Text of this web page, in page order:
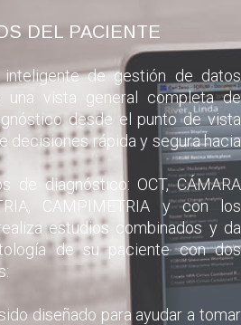
DEL PACIENTE
de gestión de datos
una vista general completa de
desde el punto de vista
decisiones rápida y segura hacia
de diagnóstico: OCT, CÁMARA
CAMPIMETRIA y con los
estudios combinados y da
de su paciente con dos
diseñado para ayudar a tomar